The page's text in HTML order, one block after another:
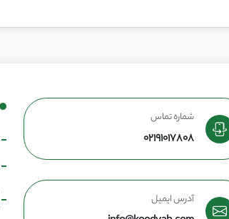
شماره تماس
02191017808
آدرس ایمیل